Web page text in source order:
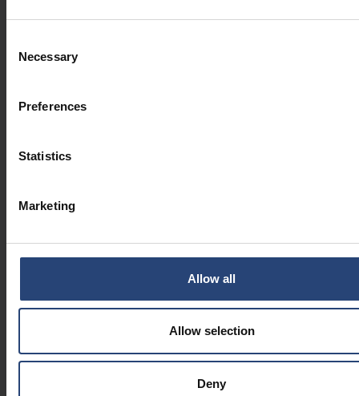
Selection
Necessary
Preferences
Statistics
Marketing
Allow all
Allow selection
Deny
CONCORDO EM RECEBER ATUALIZAÇÕES DE NOTÍCIAS DA NEFAB
SIM